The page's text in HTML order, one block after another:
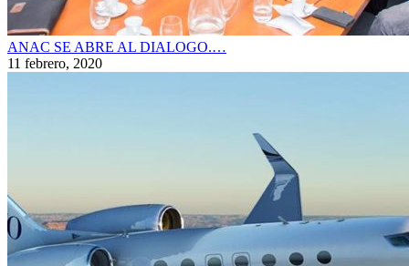
ANAC SE ABRE AL DIALOGO.…
11 febrero, 2020